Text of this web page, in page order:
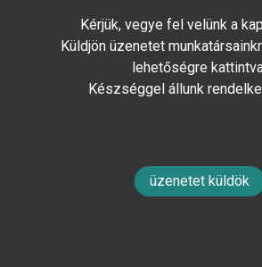
Kérjük, vegye fel velünk a
Küldjön üzenetet
lehetőségre
Készséggel állunk
üzenetet küldök